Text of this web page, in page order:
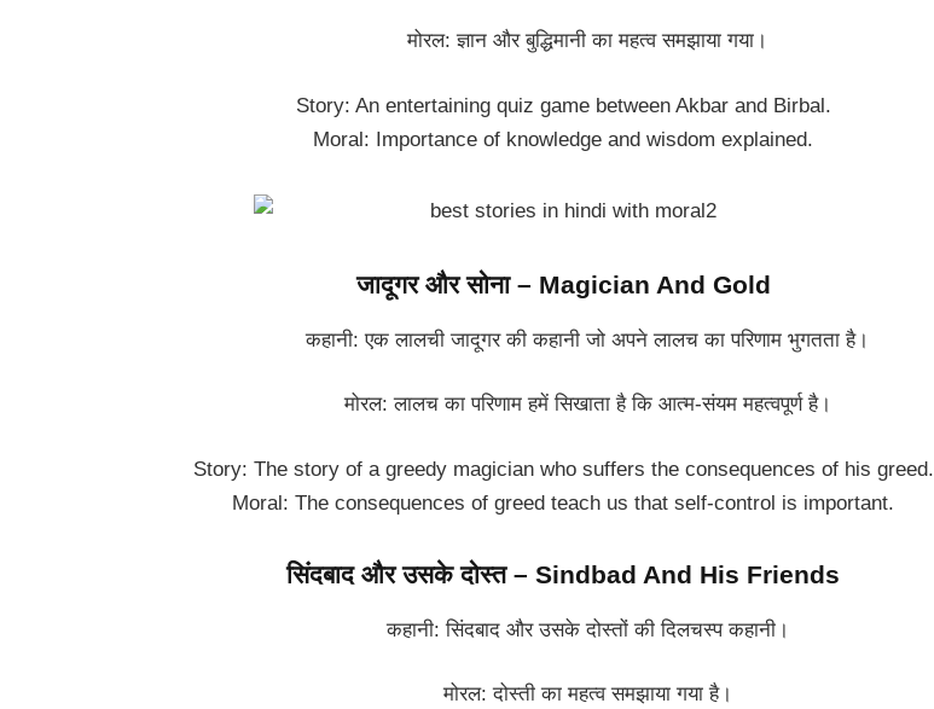
मोरल: ज्ञान और बुद्धिमानी का महत्व समझाया गया।
Story: An entertaining quiz game between Akbar and Birbal.
Moral: Importance of knowledge and wisdom explained.
जादूगर और सोना – Magician And Gold
कहानी: एक लालची जादूगर की कहानी जो अपने लालच का परिणाम भुगतता है।
मोरल: लालच का परिणाम हमें सिखाता है कि आत्म-संयम महत्वपूर्ण है।
Story: The story of a greedy magician who suffers the consequences of his greed.
Moral: The consequences of greed teach us that self-control is important.
सिंदबाद और उसके दोस्त – Sindbad And His Friends
कहानी: सिंदबाद और उसके दोस्तों की दिलचस्प कहानी।
मोरल: दोस्ती का महत्व समझाया गया है।